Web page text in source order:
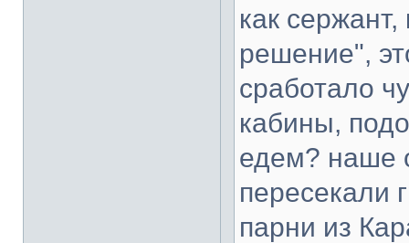
как
решение",
сработало
кабины,
едем? наше
пересекали
парни из